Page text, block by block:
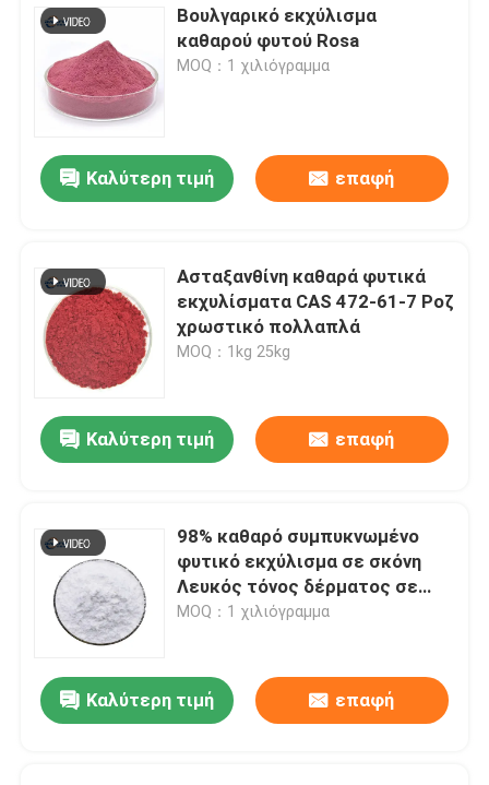
Βουλγαρικό εκχύλισμα
καθαρού φυτού Rosa
MOQ：1 χιλιόγραμμα
Καλύτερη τιμή επαφή
Ασταξανθίνη καθαρά φυτικά
εκχυλίσματα CAS 472-61-7 Ροζ
χρωστικό πολλαπλά
MOQ：1kg 25kg
Καλύτερη τιμή επαφή
98% καθαρό συμπυκνωμένο
φυτικό εκχύλισμα σε σκόνη
Λευκός τόνος δέρματος σε
σκόνη για ενυδάτωση
MOQ：1 χιλιόγραμμα
Καλύτερη τιμή επαφή